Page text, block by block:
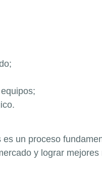
un proceso
y lograr mejores